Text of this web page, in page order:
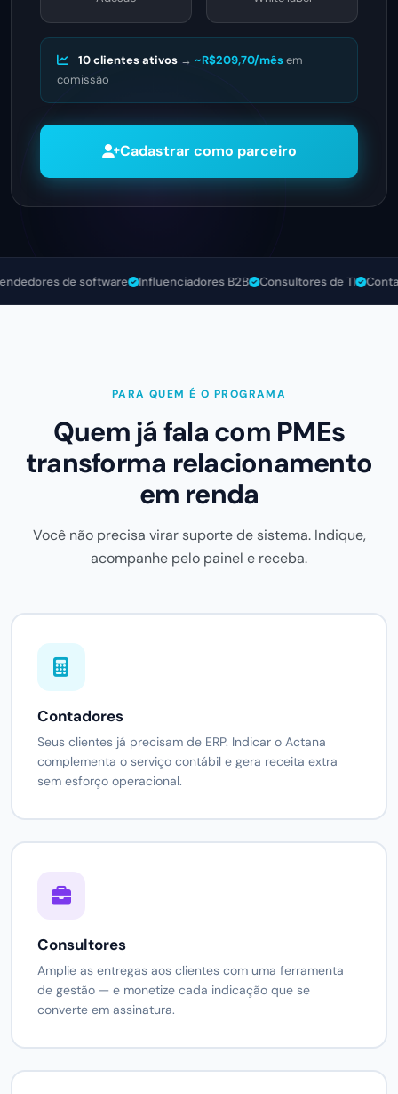
10 clientes ativos → ~R$209,70/mêsem
comissão
Cadastrar como parceiro
de software Influenciadores B2B Consultores de TI
PARA QUEM É O PROGRAMA
Quem já fala com PMEs
transforma relacionamento
em renda
Você não precisa virar suporte de sistema. Indique,
acompanhe pelo painel e receba.
Contadores
Seus clientes já precisam de ERP. Indicar o Actana
complementa o serviço contábil e gera receita extra
sem esforço operacional.
Consultores
Amplie as entregas aos clientes com uma ferramenta
de gestão — e monetize cada indicação que se
converte em assinatura.